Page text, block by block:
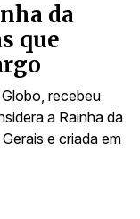
da
que
recebeu
a Rainha da
e criada em